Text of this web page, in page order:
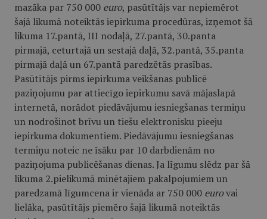
mazāka par 750 000 euro, pasūtītājs var nepiemērot
šajā likumā noteiktās iepirkuma procedūras, izņemot šā
likuma 17.pantā, III nodaļā, 27.pantā, 30.panta
pirmajā, ceturtajā un sestajā daļā, 32.pantā, 35.panta
pirmajā daļā un 67.pantā paredzētās prasības.
Pasūtītājs pirms iepirkuma veikšanas publicē
paziņojumu par attiecīgo iepirkumu savā mājaslapā
internetā, norādot piedāvājumu iesniegšanas termiņu
un nodrošinot brīvu un tiešu elektronisku pieeju
iepirkuma dokumentiem. Piedāvājumu iesniegšanas
termiņu noteic ne īsāku par 10 darbdienām no
paziņojuma publicēšanas dienas. Ja līgumu slēdz par šā
likuma 2.pielikumā minētajiem pakalpojumiem un
paredzamā līgumcena ir vienāda ar 750 000 eurovai
lielāka, pasūtītājs piemēro šajā likumā noteiktās